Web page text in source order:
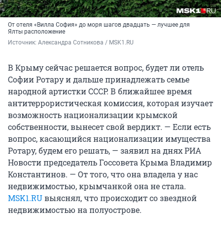
От отеля «Вилла София» до моря шагов двадцать — лучшее для
Ялты расположение
Источник: Александра Сотникова / MSK1.RU
В Крыму сейчас решается вопрос, будет ли отель
Софии Ротару и дальше принадлежать семье
народной артистки СССР. В ближайшее время
антитеррористическая комиссия, которая изучает
возможность национализации крымской
собственности, вынесет свой вердикт. — Если есть
вопрос, касающийся национализации имущества
Ротару, будем его решать, — заявил на днях РИА
Новости председатель Госсовета Крыма Владимир
Константинов. — От того, что она владела у нас
недвижимостью, крымчанкой она не стала.
MSK1.RUвыяснял, что происходит со звездной
недвижимостью на полуострове.